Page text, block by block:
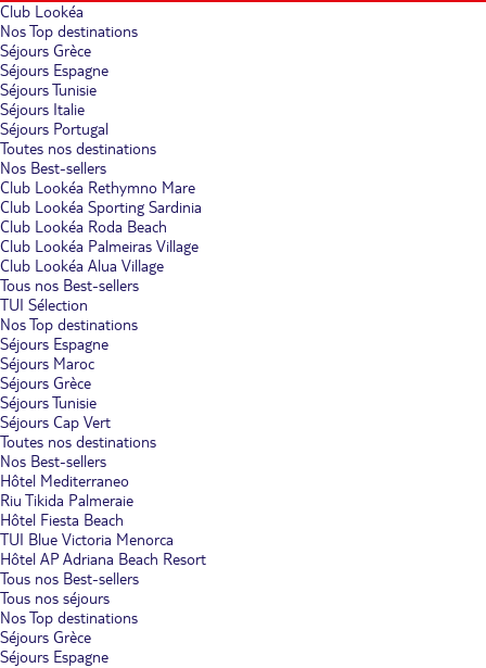
Club Lookéa
Nos Top destinations
Séjours Grèce
Séjours Espagne
Séjours Tunisie
Séjours Italie
Séjours Portugal
Toutes nos destinations
Nos Best-sellers
Club Lookéa Rethymno Mare
Club Lookéa Sporting Sardinia
Club Lookéa Roda Beach
Club Lookéa Palmeiras Village
Club Lookéa Alua Village
Tous nos Best-sellers
TUI Sélection
Nos Top destinations
Séjours Espagne
Séjours Maroc
Séjours Grèce
Séjours Tunisie
Séjours Cap Vert
Toutes nos destinations
Nos Best-sellers
Hôtel Mediterraneo
Riu Tikida Palmeraie
Hôtel Fiesta Beach
TUI Blue Victoria Menorca
Hôtel AP Adriana Beach Resort
Tous nos Best-sellers
Tous nos séjours
Nos Top destinations
Séjours Grèce
Séjours Espagne